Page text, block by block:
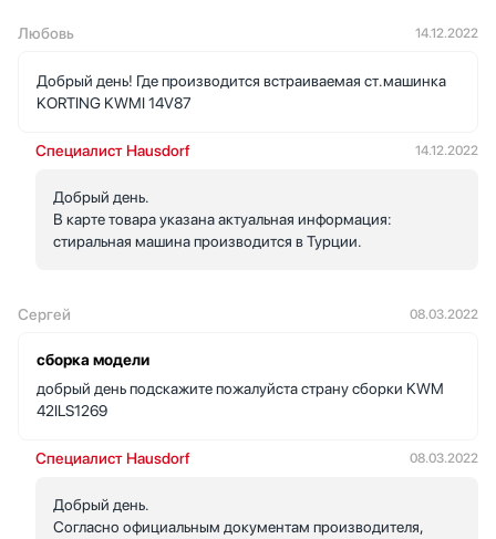
Любовь 14.12.2022
Добрый день! Где производится встраиваемая ст.машинка
KORTING KWMI 14V87
Специалист Hausdorf 14.12.2022
Добрый день.
В карте товара указана актуальная информация:
стиральная машина производится в Турции.
Сергей 08.03.2022
сборка модели
добрый день подскажите пожалуйста страну сборки KWM
42ILS1269
Специалист Hausdorf 08.03.2022
Добрый день.
Согласно официальным документам производителя,